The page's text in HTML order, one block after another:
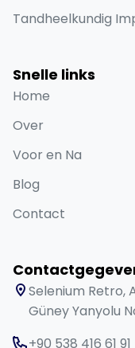
Tandheelkundig
Snelle links
Home
Over
Voor en Na
Blog
Contact
Selenium Retro,
Güney Yanyolu
+90 538 416 61 91